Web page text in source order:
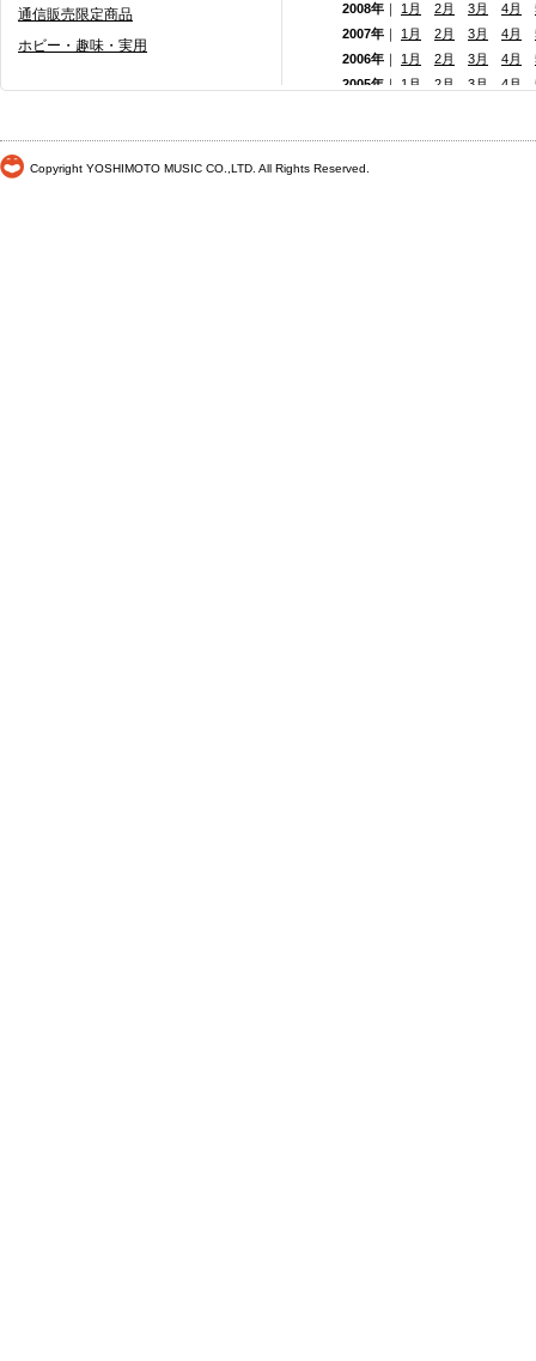
通信販売限定商品
ホビー・趣味・実用
2008年 ｜ 1月 2月 3月 4月
2007年 ｜ 1月 2月 3月 4月
2006年 ｜ 1月 2月 3月 4月
2005年 ｜ 1月 2月 3月 4月
Copyright YOSHIMOTO MUSIC CO.,LTD. All Rights Reserved.